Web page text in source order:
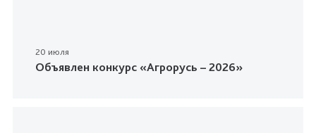
20 июля
Объявлен конкурс «Агрорусь – 2026»